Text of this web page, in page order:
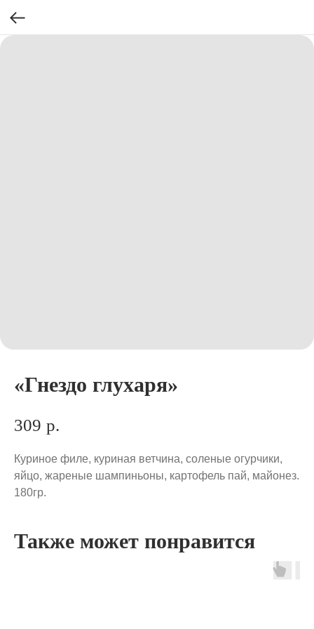
«Гнездо глухаря»
309 р.
Куриное филе, куриная ветчина, соленые огурчики,
яйцо, жареные шампиньоны, картофель пай, майонез.
180гр.
Также может понравится